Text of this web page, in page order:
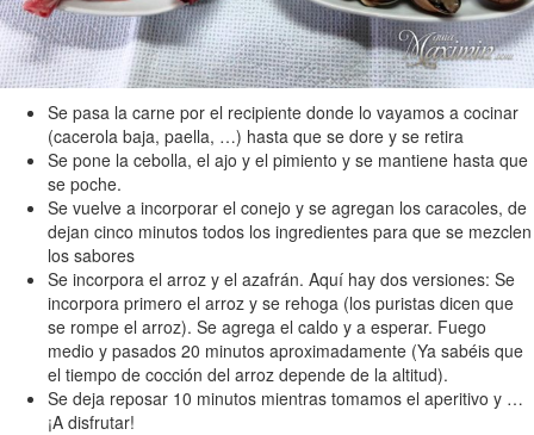
Se pasa la carne por el recipiente donde lo vayamos a cocinar
(cacerola baja, paella, …) hasta que se dore y se retira
Se pone la cebolla, el ajo y el pimiento y se mantiene hasta que
se poche.
Se vuelve a incorporar el conejo y se agregan los caracoles, de
dejan cinco minutos todos los ingredientes para que se mezclen
los sabores
Se incorpora el arroz y el azafrán. Aquí hay dos versiones: Se
incorpora primero el arroz y se rehoga (los puristas dicen que
se rompe el arroz). Se agrega el caldo y a esperar. Fuego
medio y pasados 20 minutos aproximadamente (Ya sabéis que
el tiempo de cocción del arroz depende de la altitud).
Se deja reposar 10 minutos mientras tomamos el aperitivo y …
¡A disfrutar!